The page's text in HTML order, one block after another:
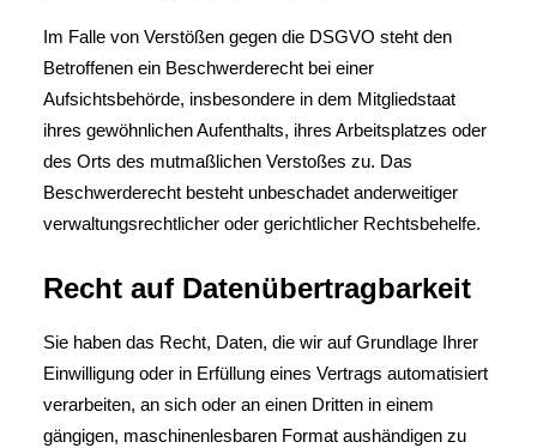
Im Falle von Verstößen gegen die DSGVO steht den
Betroffenen ein Beschwerderecht bei einer
Aufsichtsbehörde, insbesondere in dem Mitgliedstaat
ihres gewöhnlichen Aufenthalts, ihres Arbeitsplatzes oder
des Orts des mutmaßlichen Verstoßes zu. Das
Beschwerderecht besteht unbeschadet anderweitiger
verwaltungsrechtlicher oder gerichtlicher Rechtsbehelfe.
Recht auf Daten­übertrag­barkeit
Sie haben das Recht, Daten, die wir auf Grundlage Ihrer
Einwilligung oder in Erfüllung eines Vertrags automatisiert
verarbeiten, an sich oder an einen Dritten in einem
gängigen, maschinenlesbaren Format aushändigen zu